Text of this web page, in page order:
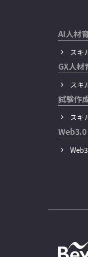
AI人材
スキ
GX人材
スキ
試験作
スキ
Web3.0